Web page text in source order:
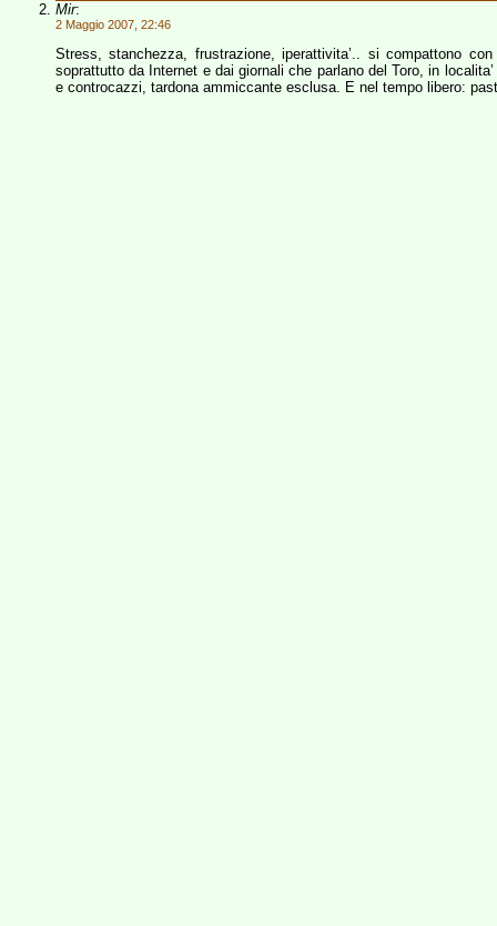
Mir:
2 Maggio 2007, 22:46
Stress, stanchezza, frustrazione, iperattivita’.. si compattono
soprattutto da Internet e dai giornali che parlano del Toro, in
e controcazzi, tardona ammiccante esclusa. E nel tempo libero: